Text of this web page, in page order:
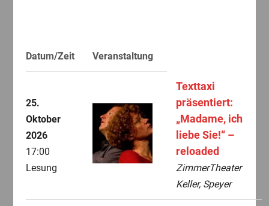
Datum/Zeit Veranstaltung
25.
Oktober
2026
17:00
Lesung
Texttaxi
präsentiert:
„Madame, ich
liebe Sie!“ –
reloaded
ZimmerTheater
Keller, Speyer